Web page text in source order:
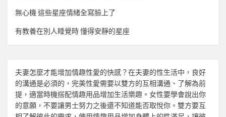
無心機 這些星座情緒全寫臉上了
有教養在別人睡覺時 懂得安靜的星座
夫妻怎麼才能增加情趣性愛的快感？在夫妻的性生活中，良好
的溝通是必須的，完美性愛需要以雙方的互相溝通、了解為前
提，適當時機搭配情趣用品增加生活樂趣。女性要學會說出你
的意願，不要讓男士努力之後還不知道能否取悅你。雙方要互